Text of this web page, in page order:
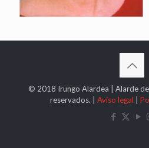
© 2018 Irungo Alardea | Alarde
reservados. | Aviso legal